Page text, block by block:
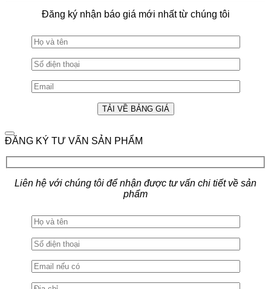
Đăng ký nhận báo giá mới nhất từ chúng tôi
ĐĂNG KÝ TƯ VẤN SẢN PHẨM
Liên hệ với chúng tôi để nhận được tư vấn chi tiết về sản
phẩm